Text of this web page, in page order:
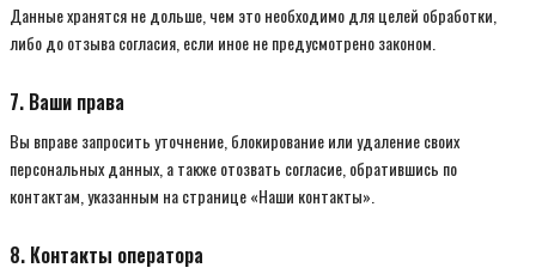
Данные хранятся не дольше, чем это необходимо для целей обработки,
либо до отзыва согласия, если иное не предусмотрено законом.
7. Ваши права
Вы вправе запросить уточнение, блокирование или удаление своих
персональных данных, а также отозвать согласие, обратившись по
контактам, указанным на странице «Наши контакты».
8. Контакты оператора